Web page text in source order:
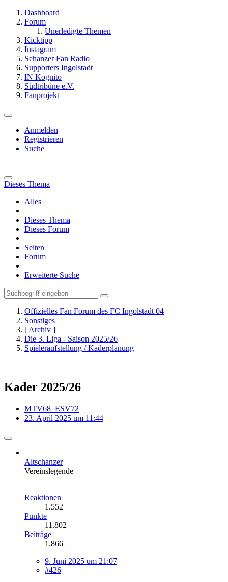
Dashboard
Forum
Unerledigte Themen
Kicktipp
Instagram
Schanzer Fan Radio
Supporters Ingolstadt
IN Kognito
Südtribüne e.V.
Fanprojekt
Anmelden
Registrieren
Suche
Dieses Thema
Alles
Dieses Thema
Dieses Forum
Seiten
Forum
Erweiterte Suche
Offizielles Fan Forum des FC Ingolstadt 04
Sonstiges
[ Archiv ]
Die 3. Liga - Saison 2025/26
Spieleraufstellung / Kaderplanung
Kader 2025/26
MTV68_ESV72
23. April 2025 um 11:44
Altschanzer
Vereinslegende
Reaktionen
1.552
Punkte
11.802
Beiträge
1.866
9. Juni 2025 um 21:07
#426